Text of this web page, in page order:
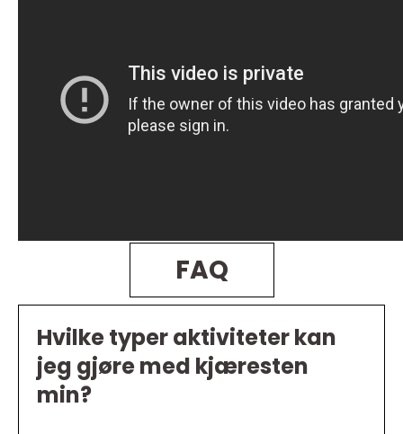
FAQ
Hvilke typer aktiviteter kan
jeg gjøre med kjæresten
min?